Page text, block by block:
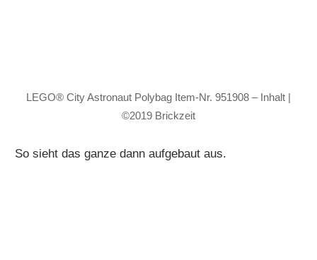
LEGO® City Astronaut Polybag Item-Nr. 951908 – Inhalt |
©2019 Brickzeit
So sieht das ganze dann aufgebaut aus.